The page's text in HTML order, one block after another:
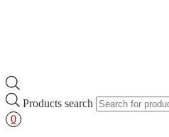
Products search
0